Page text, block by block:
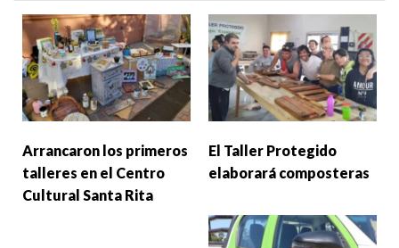
Arrancaron los primeros
talleres en el Centro
Cultural Santa Rita
El Taller Protegido
elaborará composteras